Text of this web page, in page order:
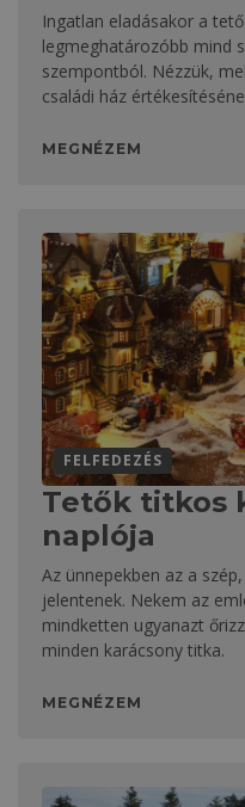
Ingatlan eladásakor a
legmeghatározóbb mind
szempontból. Nézzük,
családi ház
MEGNÉZEM
FELFEDEZÉS
Tetők titkos
naplója
Az ünnepekben az a
jelentenek. Nekem az
mindketten ugyanazt
minden karácsony titka.
MEGNÉZEM